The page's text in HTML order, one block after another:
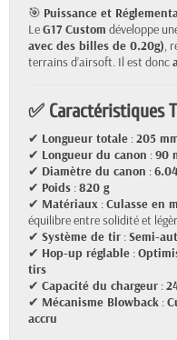
🎯 Puissance et
LeG17 Custom développe
avec des billes de 0.20g),
terrains d’airsoft. Il est donc
✅ Caractéristiques
✔ Longueur totale :205
✔ Longueur du canon :90
✔ Diamètre du canon :
✔ Poids :820 g
✔ Matériaux :Culasse en
équilibre entre solidité et
✔ Système de tir :Semi-
✔ Hop-up réglable :
tirs
✔ Capacité du chargeur :
✔ Mécanisme Blowback :
accru